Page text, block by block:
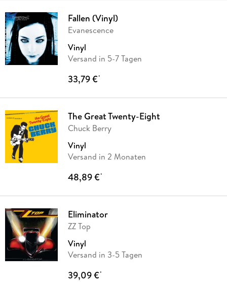
Fallen (Vinyl)
Evanescence
Vinyl
Versand in 5-7 Tagen
33,79 €*
The Great Twenty-Eight
Chuck Berry
Vinyl
Versand in 2 Monaten
48,89 €*
Eliminator
ZZ Top
Vinyl
Versand in 3-5 Tagen
39,09 €*